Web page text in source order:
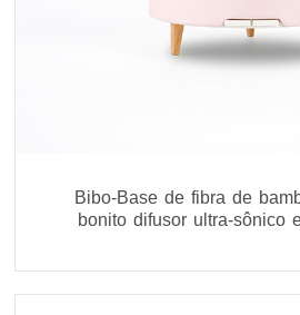
Bibo-Base de fibra de
bonito difusor ultra-sônico